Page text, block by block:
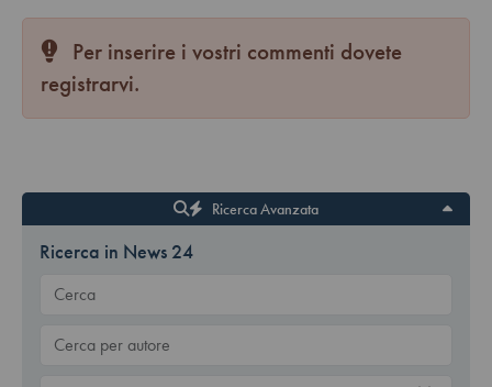
Per inserire i vostri commenti dovete
registrarvi.
Ricerca Avanzata
Ricerca in News 24